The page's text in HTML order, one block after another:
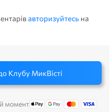
авторизуйтесь на
Клубу МикВісті
момент